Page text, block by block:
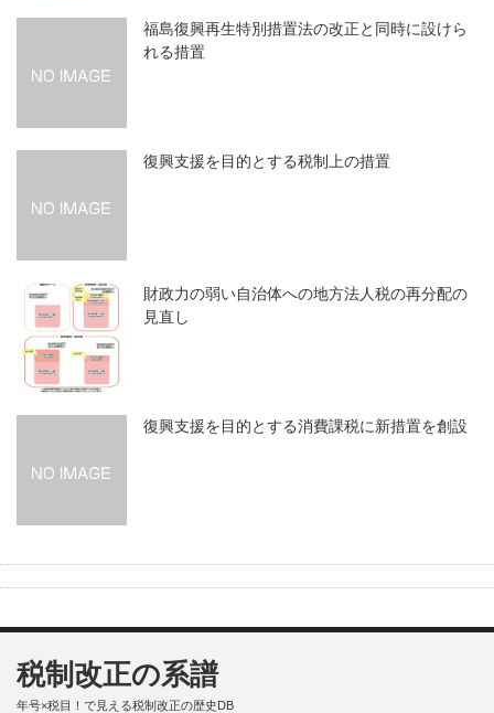
福島復興再生特別措置法の改正と同時に設けら
れる措置
復興支援を目的とする税制上の措置
財政力の弱い自治体への地方法人税の再分配の
見直し
復興支援を目的とする消費課税に新措置を創設
税制改正の系譜
年号×税目！で見える税制改正の歴史DB